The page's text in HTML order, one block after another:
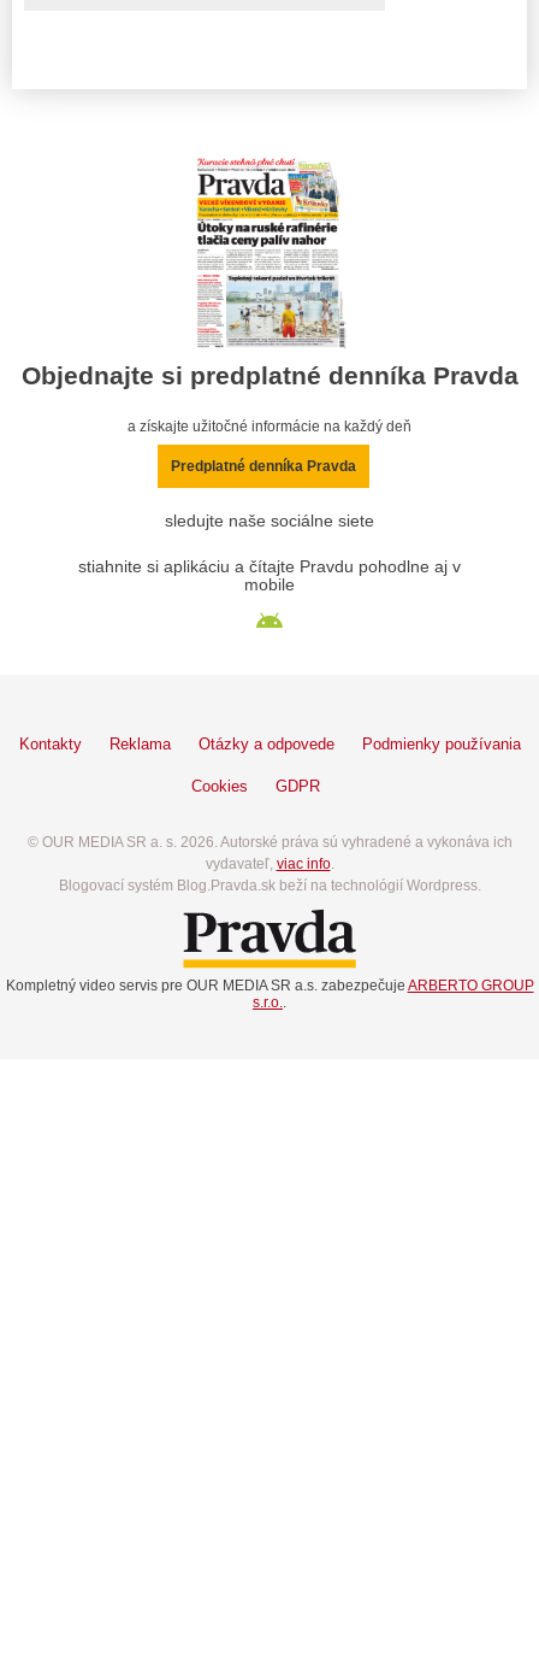
Objednajte si predplatné denníka Pravda
a získajte užitočné informácie na každý deň
Predplatné denníka Pravda
sledujte naše sociálne siete
stiahnite si aplikáciu a čítajte Pravdu pohodlne aj v
mobile
Kontakty Reklama Otázky a odpovede Podmienky používania
Cookies GDPR
© OUR MEDIA SR a. s. 2026. Autorské práva sú vyhradené a vykonáva ich
vydavateľ, viac info.
Blogovací systém Blog.Pravda.sk beží na technológií Wordpress.
Kompletný video servis pre OUR MEDIA SR a.s. zabezpečuje ARBERTO GROUP
s.r.o..